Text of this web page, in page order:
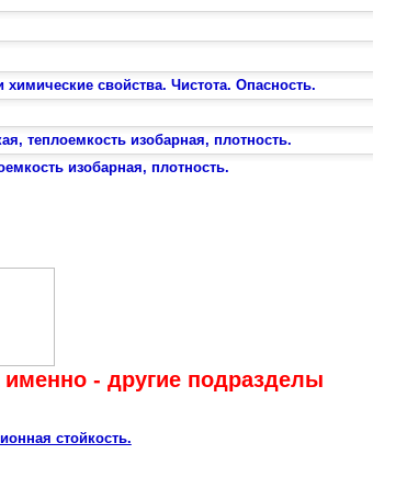
свойства. Чистота. Опасность.
теплоемкость изобарная, плотность.
изобарная, плотность.
- другие подразделы
стойкость.